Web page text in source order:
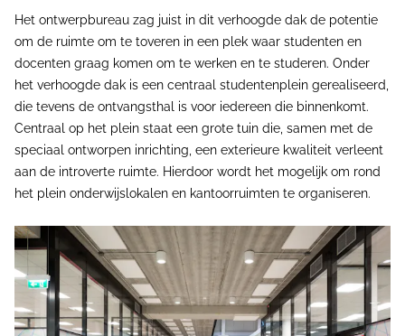
Het ontwerpbureau zag juist in dit verhoogde dak de potentie
om de ruimte om te toveren in een plek waar studenten en
docenten graag komen om te werken en te studeren. Onder
het verhoogde dak is een centraal studentenplein gerealiseerd,
die tevens de ontvangsthal is voor iedereen die binnenkomt.
Centraal op het plein staat een grote tuin die, samen met de
speciaal ontworpen inrichting, een exterieure kwaliteit verleent
aan de introverte ruimte. Hierdoor wordt het mogelijk om rond
het plein onderwijslokalen en kantoorruimten te organiseren.